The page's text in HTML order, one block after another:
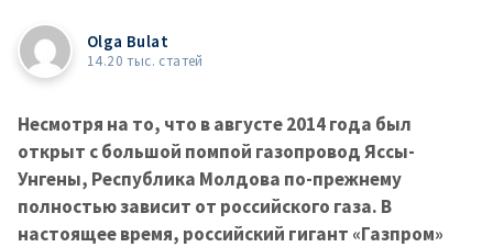
Olga Bulat
14.20 тыс. статей
Несмотря на то, что в августе 2014 года был
открыт с большой помпой газопровод Яссы-
Унгены, Республика Молдова по-прежнему
полностью зависит от российского газа. В
настоящее время, российский гигант «Газпром»